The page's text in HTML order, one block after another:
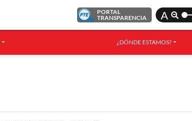
PORTAL
TRANSPARENCIA
A
¿DÓNDE ESTAMOS?